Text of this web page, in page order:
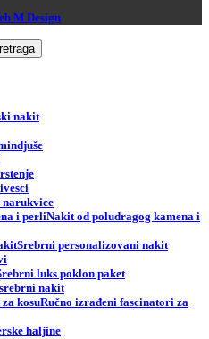
M Design
nakit
narukvice
Nakit od poludragog kamena i
Srebrni personalizovani nakit
luks poklon paket
nakit
Ručno izrađeni fascinatori za
haljine